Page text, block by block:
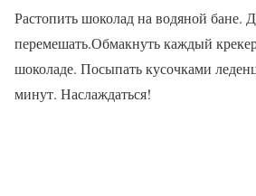
Растопить шоколад на водяной бане.
перемешать.Обмакнуть каждый
шоколаде. Посыпать кусочками
минут. Наслаждаться!